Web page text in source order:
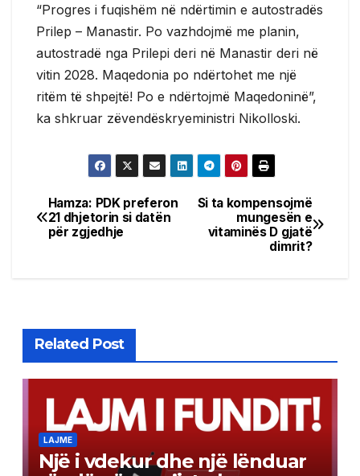
“Progres i fuqishëm në ndërtimin e autostradës
Prilep – Manastir. Po vazhdojmë me planin,
autostradë nga Prilepi deri në Manastir deri në
vitin 2028. Maqedonia po ndërtohet me një
ritëm të shpejtë! Po e ndërtojmë Maqedoninë”,
ka shkruar zëvendëskryeministri Nikolloski.
Post
navigation
Si ta kompensojmë
mungesën e
vitaminës D gjatë
dimrit?
Hamza: PDK preferon
21 dhjetorin si datën
për zgjedhje
Related Post
LAJME
Një i vdekur dhe një lënduar